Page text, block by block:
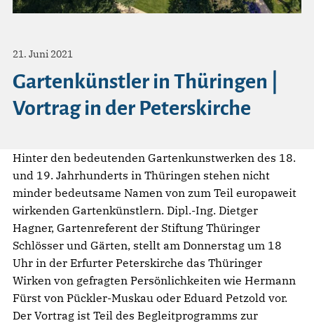
21. Juni 2021
Gartenkünstler in Thüringen |
Vortrag in der Peterskirche
Hinter den bedeutenden Gartenkunstwerken des 18.
und 19. Jahrhunderts in Thüringen stehen nicht
minder bedeutsame Namen von zum Teil europaweit
wirkenden Gartenkünstlern. Dipl.-Ing. Dietger
Hagner, Gartenreferent der Stiftung Thüringer
Schlösser und Gärten, stellt am Donnerstag um 18
Uhr in der Erfurter Peterskirche das Thüringer
Wirken von gefragten Persönlichkeiten wie Hermann
Fürst von Pückler-Muskau oder Eduard Petzold vor.
Der Vortrag ist Teil des Begleitprogramms zur